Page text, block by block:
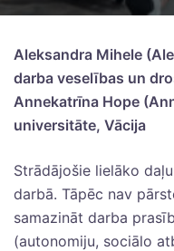
Aleksandra Mihele
darba veselības un
Annekatrīna Hope
universitāte, Vācija
Strādājošie lielāko
darbā. Tāpēc nav
samazināt darba
(autonomiju, sociālo